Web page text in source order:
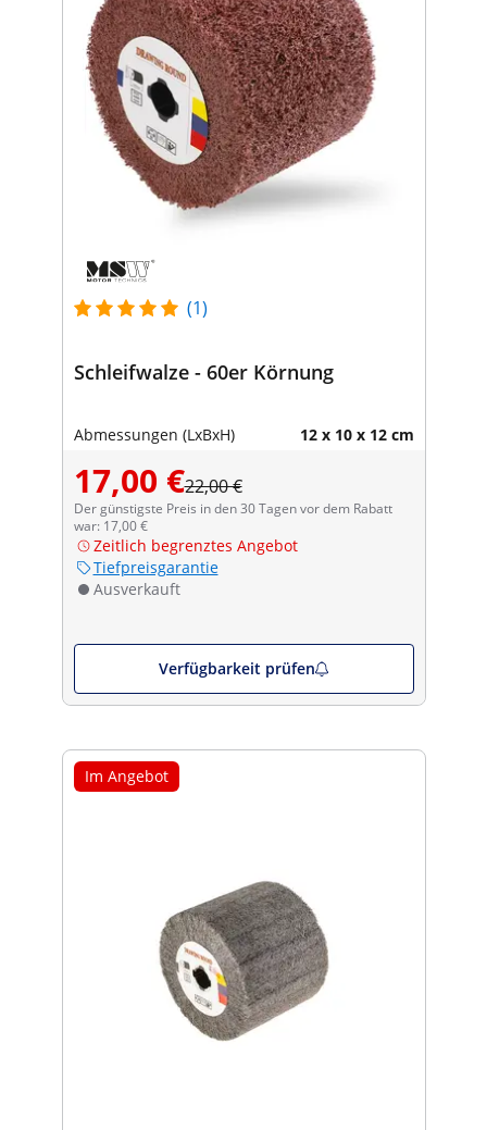
(1)
Schleifwalze - 60er Körnung
Abmessungen (LxBxH) 12 x 10 x 12 cm
17,00 €22,00 €
Der günstigste Preis in den 30 Tagen vor dem Rabatt
war: 17,00 €
Zeitlich begrenztes Angebot
Tiefpreisgarantie
Ausverkauft
Verfügbarkeit prüfen
Im Angebot